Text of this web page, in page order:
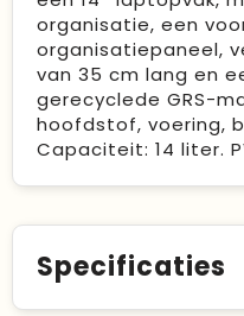
organisatie, een
organisatiepaneel,
van 35 cm lang en
gerecyclede GRS-
hoofdstof, voering,
Capaciteit: 14 liter.
Specificaties